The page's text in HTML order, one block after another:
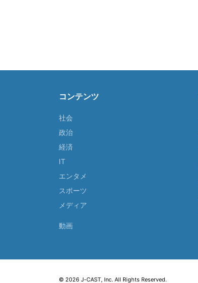
コンテンツ
社会
政治
経済
IT
エンタメ
スポーツ
メディア
動画
© 2026 J-CAST, Inc. All Rights Reserved.